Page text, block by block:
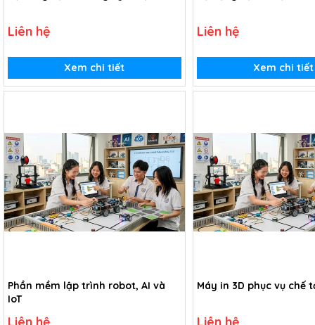
Liên hệ
Xem chi tiết
Liên hệ
Xem chi tiết
Phần mềm lập trình robot, AI và
IoT
Máy in 3D phục vụ chế